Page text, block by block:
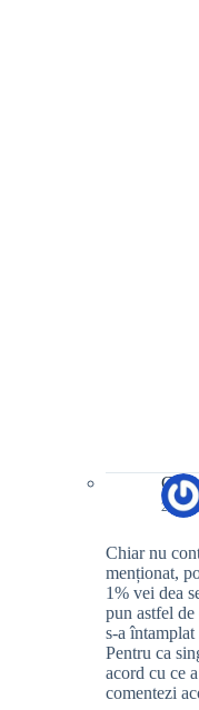
28
Chiar nu
menționat,
1% vei dea
pun astfel
s-a
Pentru ca
acord cu ce
comentezi